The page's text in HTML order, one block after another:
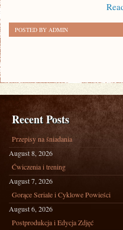
POSTED BY ADMIN
Recent Posts
Przepisy na śniadania
August 8, 2026
Ćwiczenia i trening
August 7, 2026
Gorące Seriale i Cyklowe Powieści
August 6, 2026
Postprodukcja i Edycja Zdjęć